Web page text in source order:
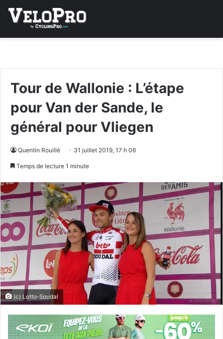
Tour de Wallonie : L’étape
pour Van der Sande, le
général pour Vliegen
Quentin Rouillé 31 juillet 2019, 17 h 06
Temps de lecture 1 minute
(c) Lotto-Soudal